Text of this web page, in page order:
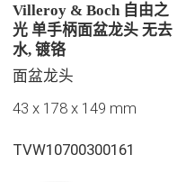
Villeroy & Boch 自由之
光 单手柄面盆龙头 无去
水, 镀铬
面盆龙头
43 x 178 x 149 mm
TVW10700300161